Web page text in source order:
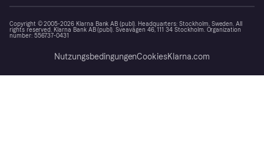
Copyright © 2005-2026 Klarna Bank AB (publ). Headquarters: Stockholm, Sweden. All
rights reserved. Klarna Bank AB (publ). Sveavägen 46, 111 34 Stockholm. Organization
number: 556737-0431
NutzungsbedingungenCookiesKlarna.com